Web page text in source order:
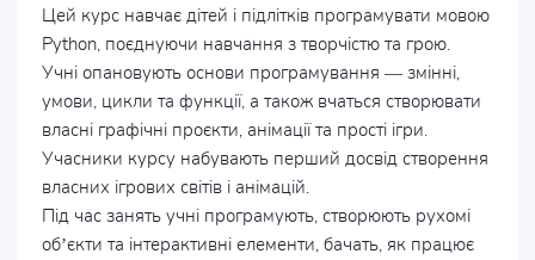
Цей курс навчає дітей і підлітків програмувати мовою
Python, поєднуючи навчання з творчістю та грою.
Учні опановують основи програмування — змінні,
умови, цикли та функції, а також вчаться створювати
власні графічні проєкти, анімації та прості ігри.
Учасники курсу набувають перший досвід створення
власних ігрових світів і анімацій.
Під час занять учні програмують, створюють рухомі
об’єкти та інтерактивні елементи, бачать, як працює